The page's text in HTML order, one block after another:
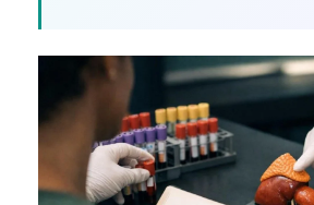
ဗမာစာ
ភាសាខ្មែរ
Kiswahili
አማርኛ